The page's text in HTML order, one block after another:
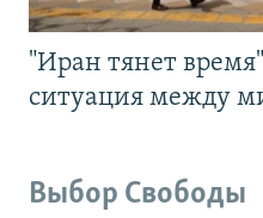
"Иран тянет
ситуация между
Выбор Свободы